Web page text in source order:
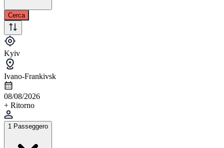
Cerca
Kyiv
Ivano-Frankivsk
08/08/2026
+ Ritorno
1 Passeggero